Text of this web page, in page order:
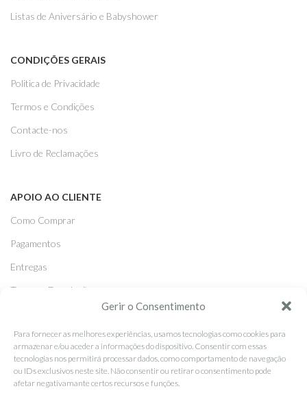
Gerir o Consentimento
Para fornecer as melhores experiências, usamos tecnologias como cookies para
armazenar e/ou aceder a informações do dispositivo. Consentir com essas
tecnologias nos permitirá processar dados, como comportamento de navegação
ou IDs exclusivos neste site. Não consentir ou retirar o consentimento pode
afetar negativamante certos recursos e funções.
Listas de Aniversário e Babyshower
CONDIÇÕES GERAIS
Politica de Privacidade
Termos e Condições
Contacte-nos
Livro de Reclamações
APOIO AO CLIENTE
Como Comprar
Pagamentos
Entregas
Trocas e Devoluções
SEGUE-NOS
Facebook
Instagram